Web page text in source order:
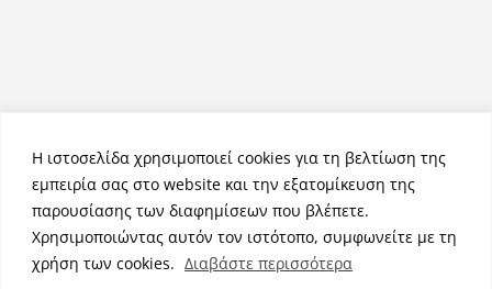
Η ιστοσελίδα χρησιμοποιεί cookies για τη βελτίωση της
εμπειρία σας στο website και την εξατομίκευση της
παρουσίασης των διαφημίσεων που βλέπετε.
Χρησιμοποιώντας αυτόν τον ιστότοπο, συμφωνείτε με τη
χρήση των cookies. Διαβάστε περισσότερα
Πνευματικά Δικαιώματα © 2026NemeaPress. Τα πνευματικά
δικαιώματα προστατεύονται.